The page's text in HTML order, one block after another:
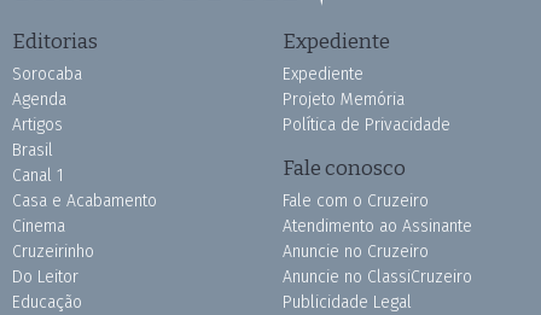
Editorias
Sorocaba
Agenda
Artigos
Brasil
Canal 1
Casa e Acabamento
Cinema
Cruzeirinho
Do Leitor
Educação
Expediente
Expediente
Projeto Memória
Política de Privacidade
Fale conosco
Fale com o Cruzeiro
Atendimento ao Assinante
Anuncie no Cruzeiro
Anuncie no ClassiCruzeiro
Publicidade Legal